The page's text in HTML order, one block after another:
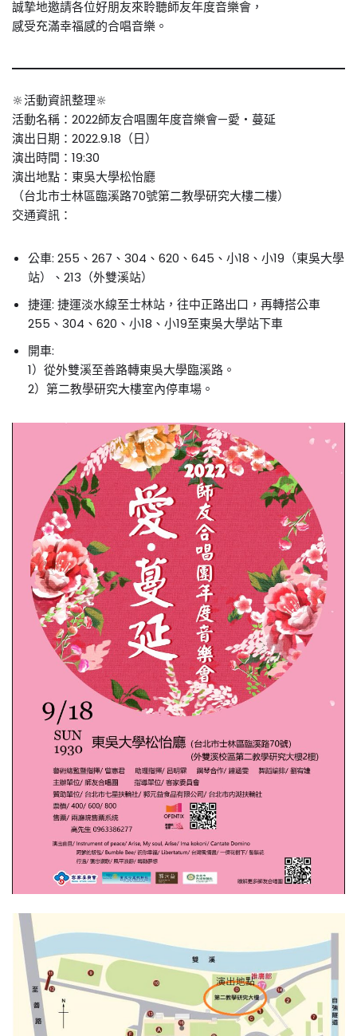
誠摯地邀請各位好朋友來聆聽師友年度音樂會，
感受充滿幸福感的合唱音樂。
🔆活動資訊整理🔆
活動名稱：2022師友合唱團年度音樂會—愛・蔓延
演出日期：2022.9.18（日）
演出時間：19:30
演出地點：東吳大學松怡廳
（台北市士林區臨溪路70號第二教學研究大樓二樓）
交通資訊：
公車: 255、267、304、620、645、小18、小19（東吳大學
站）、213（外雙溪站）
捷運: 捷運淡水線至士林站，往中正路出口，再轉搭公車
255、304、620、小18、小19至東吳大學站下車
開車:
1）從外雙溪至善路轉東吳大學臨溪路。
2）第二教學研究大樓室內停車場。